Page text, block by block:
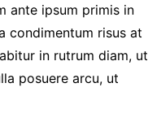
ante ipsum primis in
condimentum risus at
in rutrum diam, ut
posuere arcu, ut